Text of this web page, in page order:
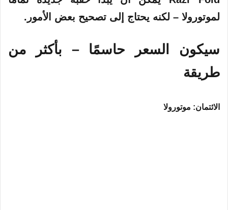
لموتورولا – لكنه يحتاج إلى تصحيح بعض الأمور.
سيكون السعر حاسمًا – بأكثر من
طريقة
الائتمان: موتورولا